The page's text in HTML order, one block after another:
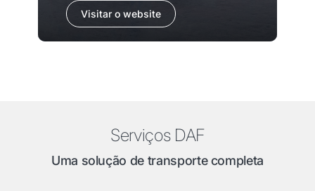
Visitar o website
Serviços DAF
Uma solução de transporte completa